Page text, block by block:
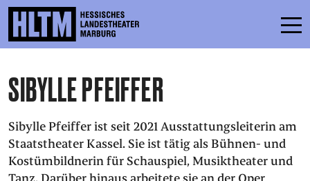
SCHEDULE
ENSEMBLE
PARTICIPATE
SIBYLLE PFEIFFER
Sibylle Pfeiffer ist seit 2021 Ausstattungsleiterin am
Staatstheater Kassel. Sie ist tätig als Bühnen- und
Kostümbildnerin für Schauspiel, Musiktheater und